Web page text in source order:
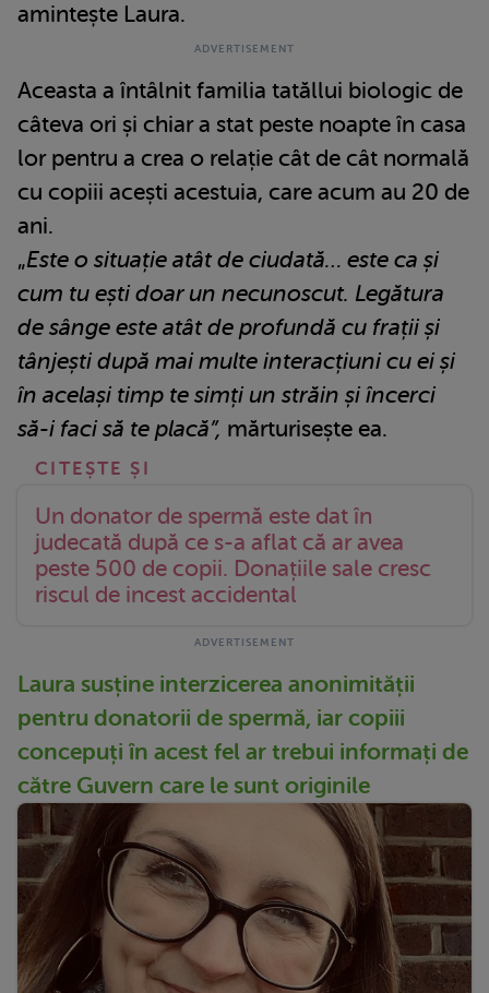
amintește Laura.
Aceasta a întâlnit familia tatăllui biologic de
câteva ori și chiar a stat peste noapte în casa
lor pentru a crea o relație cât de cât normală
cu copiii acești acestuia, care acum au 20 de
ani.
„Este o situație atât de ciudată… este ca și
cum tu ești doar un necunoscut. Legătura
de sânge este atât de profundă cu frații și
tânjești după mai multe interacțiuni cu ei și
în același timp te simți un străin și încerci
să-i faci să te placă”, mărturisește ea.
Un donator de spermă este dat în
judecată după ce s-a aflat că ar avea
peste 500 de copii. Donațiile sale cresc
riscul de incest accidental
Laura susține interzicerea anonimității
pentru donatorii de spermă, iar copiii
concepuți în acest fel ar trebui informați de
către Guvern care le sunt originile